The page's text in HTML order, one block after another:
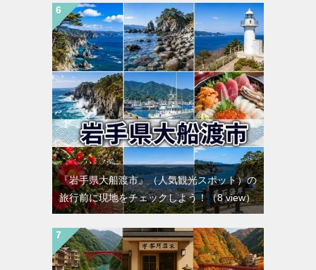
『岩手県大船渡市』（人気観光スポット）の
旅行前に現地をチェックしよう！（8 view）